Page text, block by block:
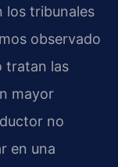
los tribunales
observado
tratan las
mayor
no
en una